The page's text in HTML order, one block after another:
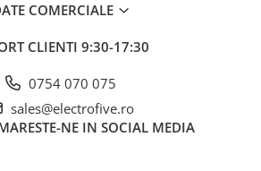
COMERCIALE
CLIENTI 9:30-17:30
0754 070 075
sales@electrofive.ro
NE IN SOCIAL MEDIA